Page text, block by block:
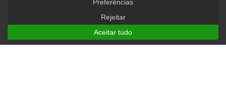
Av. Marginal Leste, 3600 – Estados
CEP: 88.339-125